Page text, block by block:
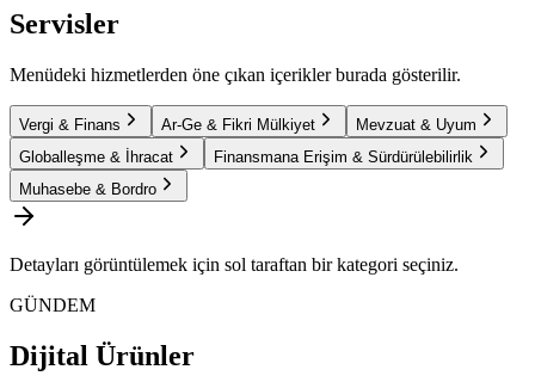
Servisler
Menüdeki hizmetlerden öne çıkan içerikler burada gösterilir.
Vergi & Finans Ar-Ge & Fikri Mülkiyet
Mevzuat & Uyum
Globalleşme & İhracat
Finansmana Erişim & Sürdürülebilirlik
Muhasebe & Bordro
Detayları görüntülemek için sol taraftan bir kategori seçiniz.
GÜNDEM
Dijital Ürünler